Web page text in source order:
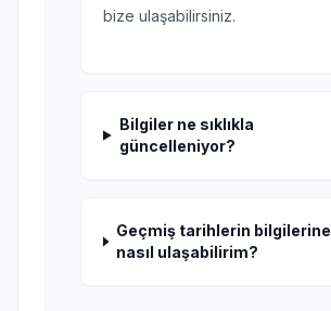
bize ulaşabilirsiniz.
Bilgiler ne sıklıkla
güncelleniyor?
Geçmiş tarihlerin bilgilerine
nasıl ulaşabilirim?